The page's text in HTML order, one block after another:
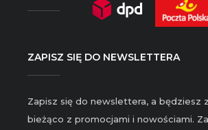
ZAPISZ SIĘ DO NEWSLETTERA
Zapisz się do newslettera, a będziesz
bieżąco z promocjami i nowościami.